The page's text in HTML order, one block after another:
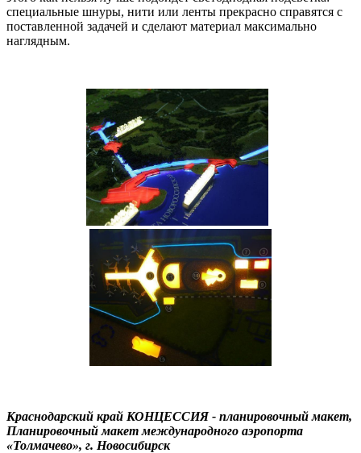
специальные шнуры, нити или ленты прекрасно справятся с
поставленной задачей и сделают материал максимально
наглядным.
Краснодарский край КОНЦЕССИЯ - планировочный макет,
Планировочный макет международного аэропорта
«Толмачево», г. Новосибирск